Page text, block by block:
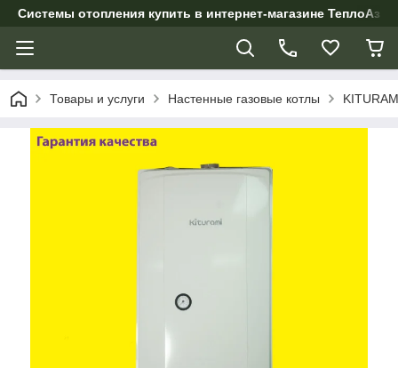
Системы отопления купить в интернет-магазине ТеплоАзии
Товары и услуги Настенные газовые котлы